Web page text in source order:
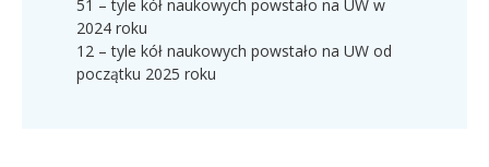
51 – tyle kół naukowych powstało na UW w
2024 roku
12 – tyle kół naukowych powstało na UW od
początku 2025 roku